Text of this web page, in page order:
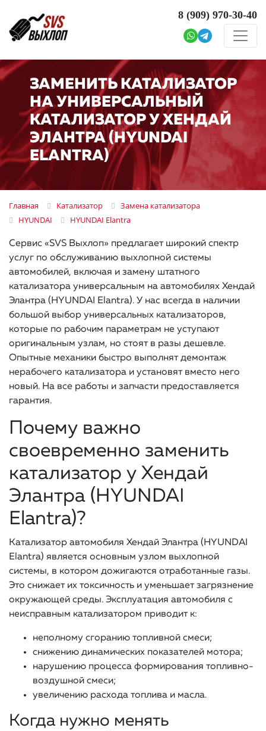
8 (909) 970-30-40
ЗАМЕНИТЬ КАТАЛИЗАТОР
НА УНИВЕРСАЛЬНЫЙ
КАТАЛИЗАТОР У ХЕНДАЙ
ЭЛАНТРА (HYUNDAI
ELANTRA)
Главная Катализатор
Замена катализатора
HYUNDAI
HYUNDAI Elantra
Сервис «SVS Выхлоп» предлагает широкий спектр
услуг по обслуживанию выхлопной системы
автомобилей, включая и замену штатного
катализатора универсальным на автомобилях Хендай
Элантра (HYUNDAI Elantra). У нас всегда в наличии
большой выбор универсальных катализаторов,
которые по рабочим параметрам не уступают
оригинальным узлам, но стоят в разы дешевле.
Опытные механики быстро выполнят демонтаж
нерабочего катализатора и установят вместо него
новый. На все работы и запчасти предоставляется
гарантия.
Почему важно
своевременно заменить
катализатор у Хендай
Элантра (HYUNDAI
Elantra)?
Катализатор автомобиля Хендай Элантра (HYUNDAI
Elantra) является основным узлом выхлопной
системы, в котором дожигаются отработанные газы.
Это снижает их токсичность и уменьшает загрязнение
окружающей среды. Эксплуатация автомобиля с
неисправным катализатором приводит к:
неполному сгоранию топливной смеси;
снижению динамических показателей мотора;
нарушению процесса формирования топливно-
воздушной смеси;
увеличению расхода топлива и масла.
Когда нужно менять